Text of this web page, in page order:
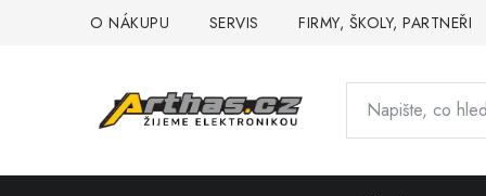
O NÁKUPU SERVIS FIRMY, ŠKOLY, PARTNEŘI